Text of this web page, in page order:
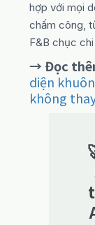
hợp với mọi
chấm công,
F&B chục chi
→ Đọc
diện
không